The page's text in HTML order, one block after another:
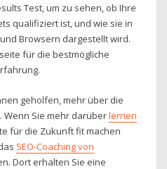
Test, um zu sehen, ob Ihre
qualifiziert ist, und wie sie in
Browsern dargestellt wird.
für die bestmögliche
geholfen, mehr über die
Wenn Sie mehr darüberlernen
für die Zukunft fit machen
SEO-Coaching von
Dort erhalten Sie eine